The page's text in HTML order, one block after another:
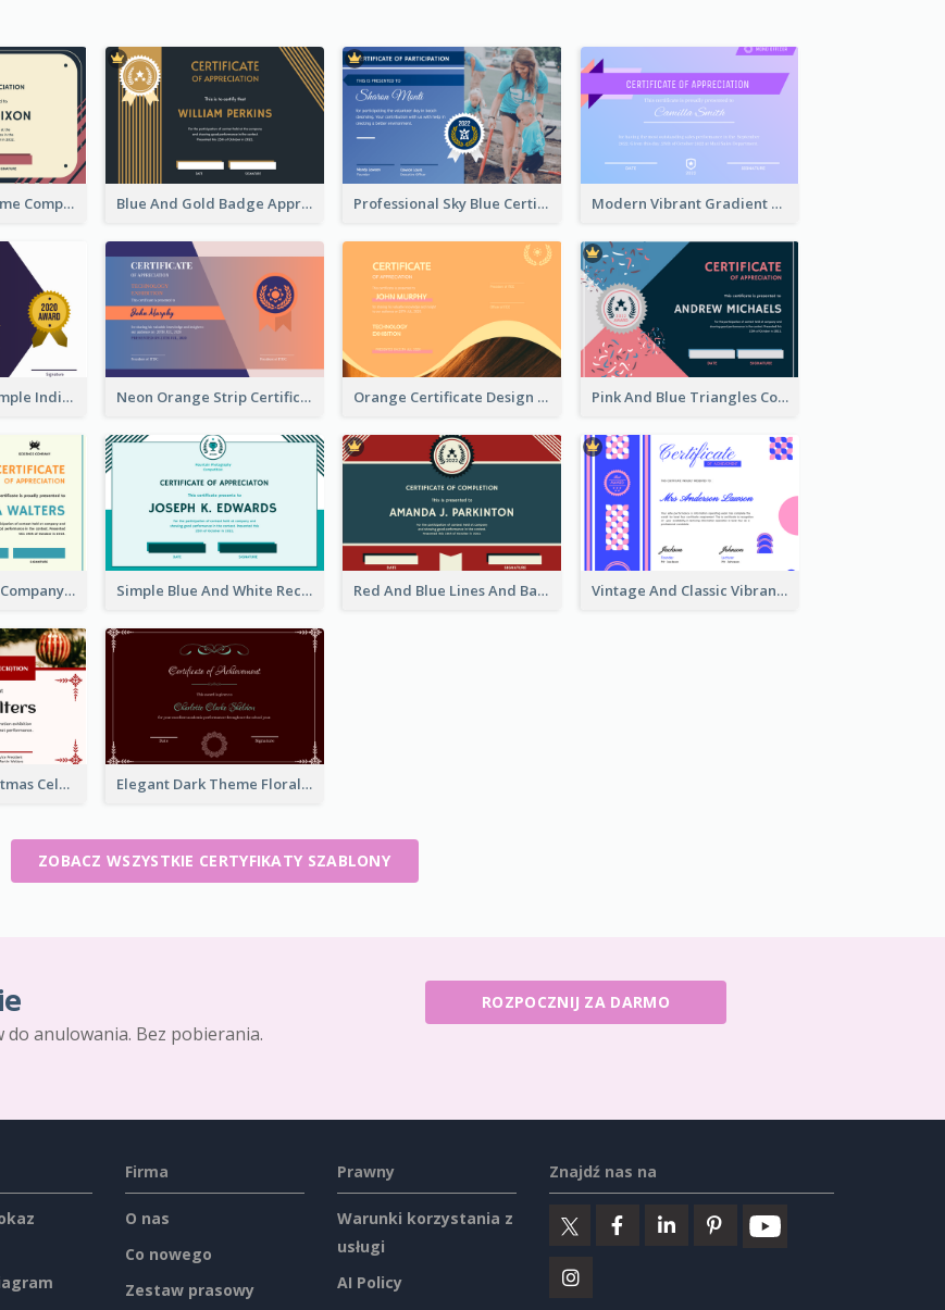
Pink And Blue Frame Company Certificate Blue And Gold Badge Appreciation Certificate Professional Sky Blue Certificate Design Template Modern Vibrant Gradient Certificate Design Template
Golden Ribbon Simple Indigo Certificate Design Neon Orange Strip Certificate Design For Apprciation Orange Certificate Design Of Appreciation Of Wood Texture Pink And Blue Triangles Confetti Celebration Certificate
Blue And Orange Company Triangles With Badge Certificate Simple Blue And White Rectangle Certificate Red And Blue Lines And Badge Completion Certificate Vintage And Classic Vibrant Certificate Design Ideas
Red Elegant Christmas Celebration Certificate Elegant Dark Theme Floral Border Certificate Design
ZOBACZ WSZYSTKIE CERTYFIKATY SZABLONY
anulowania. Bez pobierania.
ROZPOCZNIJ ZA DARMO
Firma
O nas
Co nowego
Zestaw prasowy
Prawny
Warunki korzystania z
usługi
AI Policy
Znajdź nas na